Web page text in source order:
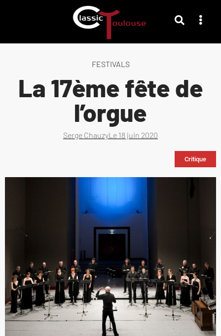
FESTIVALS
La 17ème fête de
l’orgue
Serge ChauzyLe 18 juin 2020
Critique